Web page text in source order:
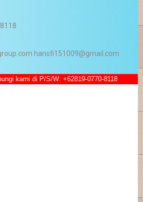
hansfi151009@gmail.com
di P/S/W: +62819-0770-8118